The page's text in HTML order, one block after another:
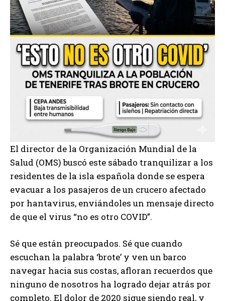
El director de la Organización Mundial de la
Salud (OMS) buscó este sábado tranquilizar a los
residentes de la isla española donde se espera
evacuar a los pasajeros de un crucero afectado
por hantavirus, enviándoles un mensaje directo
de que el virus “no es otro COVID”.
Sé que están preocupados. Sé que cuando
escuchan la palabra ‘brote’ y ven un barco
navegar hacia sus costas, afloran recuerdos que
ninguno de nosotros ha logrado dejar atrás por
completo. El dolor de 2020 sigue siendo real, y